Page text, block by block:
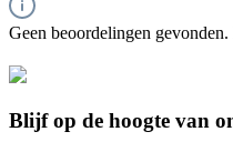
Geen beoordelingen
Blijf op de hoogte van